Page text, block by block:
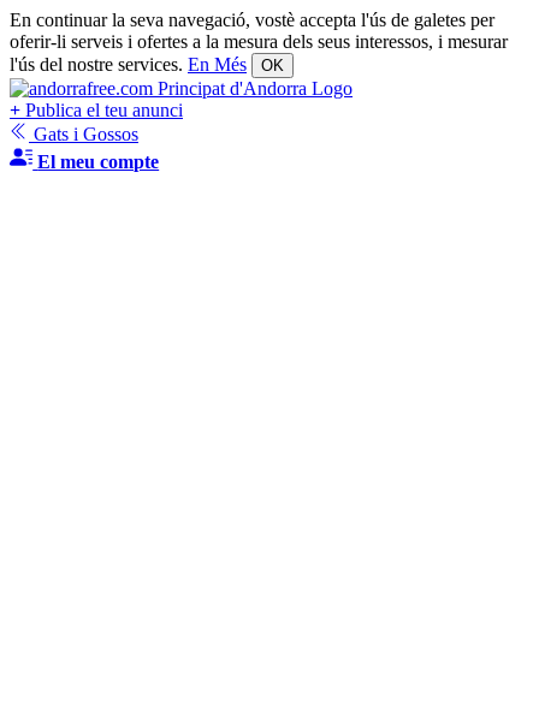
En continuar la seva navegació, vostè accepta l'ús de galetes per
oferir-li serveis i ofertes a la mesura dels seus interessos, i mesurar
l'ús del nostre services. En Més OK
+ Publica el teu anunci
Gats i Gossos
El meu compte